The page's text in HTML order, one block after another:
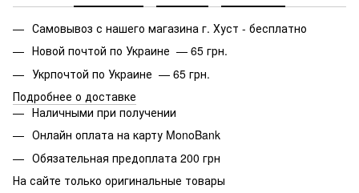
Самовывоз с нашего магазина г. Хуст - бесплатно
Новой почтой по Украине — 65 грн.
Укрпочтой по Украине — 65 грн.
Подробнее о доставке
Наличными при получении
Онлайн оплата на карту MonoBank
Обязательная предоплата 200 грн
На сайте только оригинальные товары